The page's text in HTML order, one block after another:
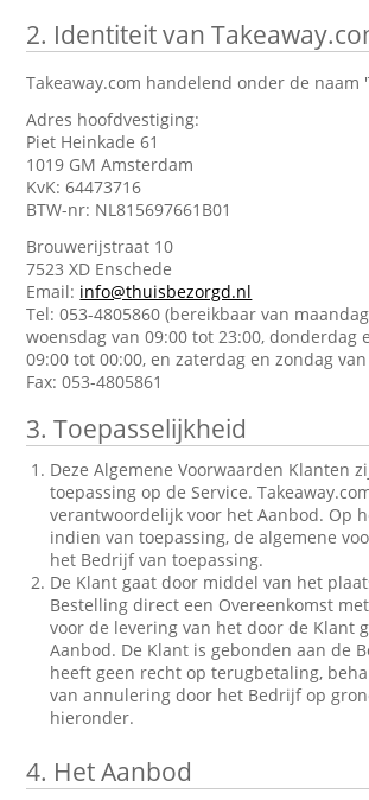
2. Identiteit van
Takeaway.com handelend onder de naam
Adres hoofdvestiging:
Piet Heinkade 61
1019 GM Amsterdam
KvK: 64473716
BTW-nr: NL815697661B01
Brouwerijstraat 10
7523 XD Enschede
Email: info@thuisbezorgd.nl
Tel: 053-4805860 (bereikbaar van
woensdag van 09:00 tot 23:00, donderdag
09:00 tot 00:00, en zaterdag en zondag
Fax: 053-4805861
3. Toepasselijkheid
Deze Algemene Voorwaarden Klanten
toepassing op de Service.
verantwoordelijk voor het Aanbod. Op
indien van toepassing, de algemene
het Bedrijf van toepassing.
De Klant gaat door middel van het
Bestelling direct een Overeenkomst
voor de levering van het door de Klant
Aanbod. De Klant is gebonden aan de
heeft geen recht op terugbetaling,
van annulering door het Bedrijf op
hieronder.
4. Het Aanbod